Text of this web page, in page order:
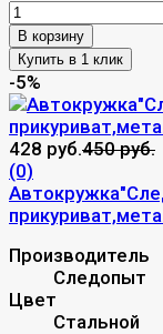
В корзину
-5%
428 руб.450 руб.
(0)
Производитель
Следопыт
Цвет
Стальной